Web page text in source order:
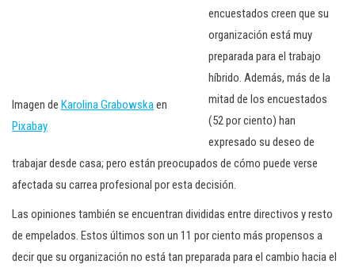
Imagen de Karolina Grabowska en
Pixabay
encuestados creen que su
organización está muy
preparada para el trabajo
híbrido. Además, más de la
mitad de los encuestados
(52 por ciento) han
expresado su deseo de
trabajar desde casa; pero están preocupados de cómo puede verse
afectada su carrea profesional por esta decisión.
Las opiniones también se encuentran divididas entre directivos y resto
de empelados. Estos últimos son un 11 por ciento más propensos a
decir que su organización no está tan preparada para el cambio hacia el